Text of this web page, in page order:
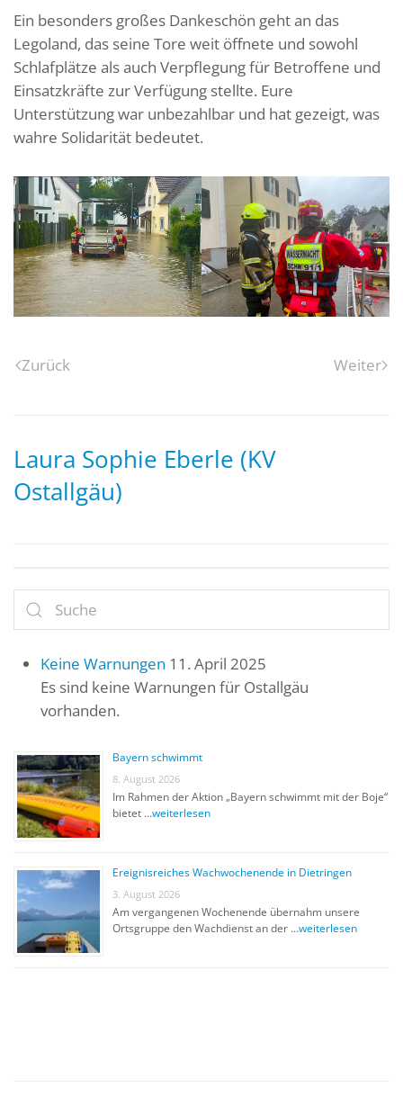
Ein besonders großes Dankeschön geht an das
Legoland, das seine Tore weit öffnete und sowohl
Schlafplätze als auch Verpflegung für Betroffene und
Einsatzkräfte zur Verfügung stellte. Eure
Unterstützung war unbezahlbar und hat gezeigt, was
wahre Solidarität bedeutet.
Zurück Weiter
Laura Sophie Eberle (KV
Ostallgäu)
Keine Warnungen 11. April 2025
Es sind keine Warnungen für Ostallgäu
vorhanden.
Bayern schwimmt
8. August 2026
Im Rahmen der Aktion „Bayern schwimmt mit der Boje“
bietet …weiterlesen
Ereignisreiches Wachwochenende in Dietringen
3. August 2026
Am vergangenen Wochenende übernahm unsere
Ortsgruppe den Wachdienst an der …weiterlesen